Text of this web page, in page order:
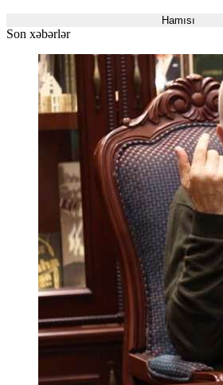
Hamısı
Son xəbərlər